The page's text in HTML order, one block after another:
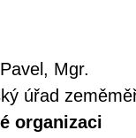
Mgr.
úřad
organizaci